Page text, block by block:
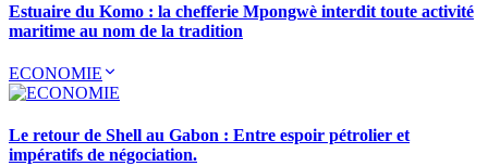
Estuaire du Komo : la chefferie Mpongwè interdit toute activité
maritime au nom de la tradition
ECONOMIE
Le retour de Shell au Gabon : Entre espoir pétrolier et
impératifs de négociation.